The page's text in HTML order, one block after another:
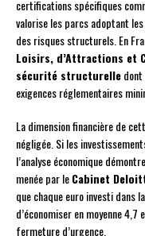
certifications spécifiques
valorise les parcs adoptant
des risques structurels. En
Loisirs, d’Attractions et
sécurité structurelle
exigences réglementaires
La dimension financière de
négligée. Si les
l’analyse économique
menée par leCabinet
que chaque euro investi
d’économiser en moyenne
fermeture d’urgence.